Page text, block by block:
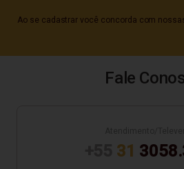
Ao se cadastrar você concorda com
Fale
31